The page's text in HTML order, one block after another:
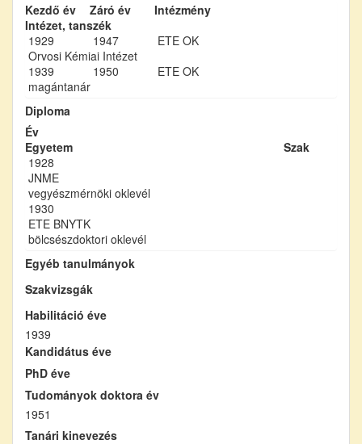
Kezdő év
Záró év
Intézmény
Intézet, tanszék
1929
1947
ETE OK
Orvosi Kémiai Intézet
1939
1950
ETE OK
magántanár
Diploma
Év
Egyetem
Szak
1928
JNME
vegyészmérnöki oklevél
1930
ETE BNYTK
bölcsészdoktori oklevél
Egyéb tanulmányok
Szakvizsgák
Habilitáció éve
1939
Kandidátus éve
PhD éve
Tudományok doktora év
1951
Tanári kinevezés